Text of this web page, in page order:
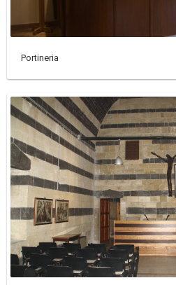
Portineria